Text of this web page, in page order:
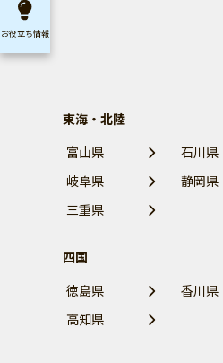
東海・北陸
富山県
石川県
岐阜県
静岡県
三重県
四国
徳島県
香川県
高知県
お役立ち情報